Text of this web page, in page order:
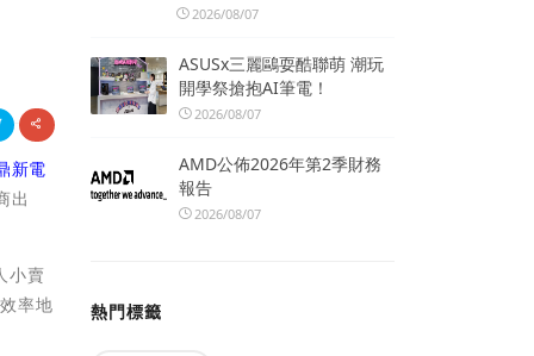
新電
出
小賣
率地
2026/08/07
ASUSx三麗鷗耍酷聯萌 潮玩
開學祭搶抱AI筆電！
2026/08/07
AMD公佈2026年第2季財務
報告
2026/08/07
熱門標籤